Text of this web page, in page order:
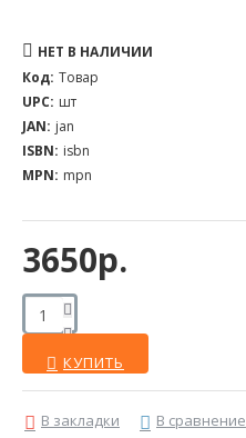
3650р.
НЕТ В НАЛИЧИИ
Код: Товар
UPC: шт
JAN: jan
ISBN: isbn
MPN: mpn
КУПИТЬ
В закладки В сравнение